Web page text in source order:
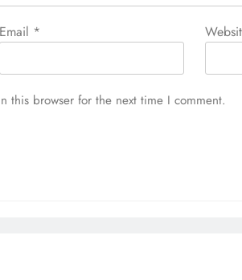
Email *
this browser for the next time I comment.